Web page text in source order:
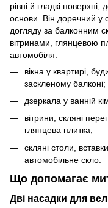
рівні й гладкі
основи. Він доречний у
догляду за балконним
вітринами, глянцевою
автомобіля.
вікна у квартирі,
заскленому балконі;
дзеркала у ванній
вітрини, скляні
глянцева плитка;
скляні столи,
автомобільне скло.
Що допомагає
Дві насадки для